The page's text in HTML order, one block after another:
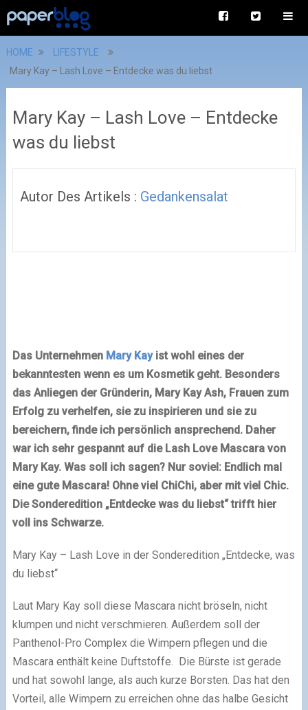
HOME
LIFESTYLE
Mary Kay – Lash Love – Entdecke was du liebst
Mary Kay – Lash Love – Entdecke
was du liebst
Autor Des Artikels : Gedankensalat
Das Unternehmen Mary Kayist wohl eines der
bekanntesten wenn es um Kosmetik geht. Besonders
das Anliegen der Gründerin, Mary Kay Ash, Frauen zum
Erfolg zu verhelfen, sie zu inspirieren und sie zu
bereichern, finde ich persönlich ansprechend. Daher
war ich sehr gespannt auf die Lash Love Mascaravon
Mary Kay. Was soll ich sagen? Nur soviel: Endlich mal
eine gute Mascara! Ohne viel ChiChi, aber mit viel Chic.
Die Sonderedition „Entdecke was du liebst“ trifft hier
voll ins Schwarze.
Mary Kay – Lash Love in der Sonderedition „Entdecke, was
du liebst“
Laut Mary Kay soll diese Mascara nicht bröseln, nicht
klumpen und nicht verschmieren. Außerdem soll der
Panthenol-Pro Complex die Wimpern pflegen und die
Mascara enthält keine Duftstoffe. Die Bürste ist gerade
und hat sowohl lange, als auch kurze Borsten. Das hat den
Vorteil, alle Wimpern zu erreichen ohne das halbe Gesicht